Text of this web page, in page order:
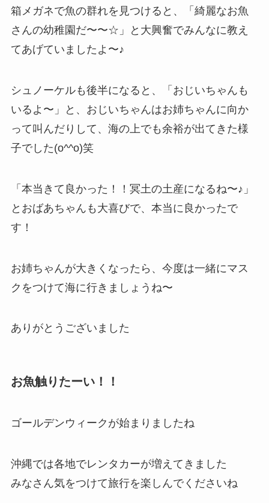
箱メガネで魚の群れを見つけると、「綺麗なお魚
さんの幼稚園だ〜〜☆」と大興奮でみんなに教え
てあげていましたよ〜♪
シュノーケルも後半になると、「おじいちゃんも
いるよ〜」と、おじいちゃんはお姉ちゃんに向か
って叫んだりして、海の上でも余裕が出てきた様
子でした(o^^o)笑
「本当きて良かった！！冥土の土産になるね〜♪」
とおばあちゃんも大喜びで、本当に良かったで
す！
お姉ちゃんが大きくなったら、今度は一緒にマス
クをつけて海に行きましょうね〜
ありがとうございました
お魚触りたーい！！
ゴールデンウィークが始まりましたね
沖縄では各地でレンタカーが増えてきました
みなさん気をつけて旅行を楽しんでくださいね